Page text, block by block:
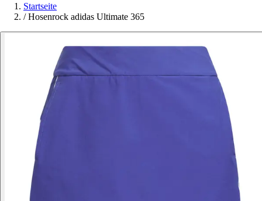
Startseite
/ Hosenrock adidas Ultimate 365